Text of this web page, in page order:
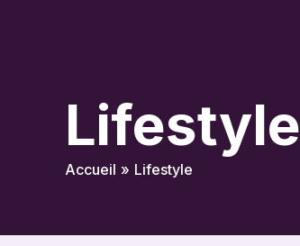
Lifestyle
Accueil Lifestyle